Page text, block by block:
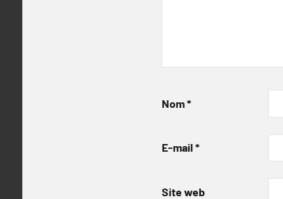
Nom*
E-mail *
Site web